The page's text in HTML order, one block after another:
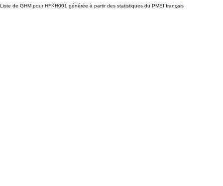
Liste de GHM pour HFKH001 générée à partir des statistiques du PMSI français